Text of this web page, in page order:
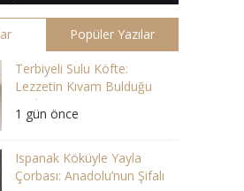
Popüler Yazılar
Terbiyeli Sulu Köfte:
Lezzetin Kıvam Bulduğu
Çorba
1 gün önce
Ispanak Köküyle Yayla
Çorbası: Anadolu’nun Şifalı